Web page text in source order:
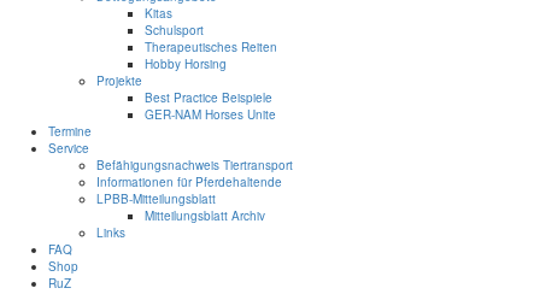
Kitas
Schulsport
Therapeutisches Reiten
Hobby Horsing
Projekte
Best Practice Beispiele
GER-NAM Horses Unite
Termine
Service
Befähigungsnachweis Tiertransport
Informationen für Pferdehaltende
LPBB-Mitteilungsblatt
Mitteilungsblatt Archiv
Links
FAQ
Shop
RuZ